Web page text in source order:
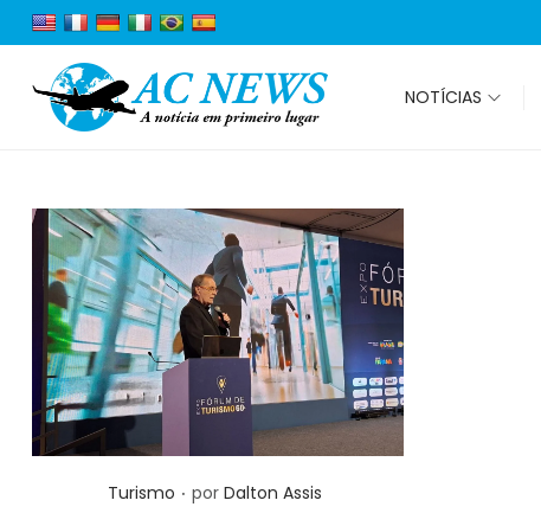
NOTÍCIAS
Posted in
Turismo . por Dalton Assis